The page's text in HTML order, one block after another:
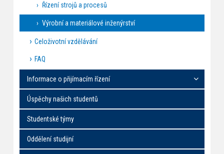
Řízení strojů a procesů
Výrobní a materiálové inženýrství
Celoživotní vzdělávání
FAQ
Informace o přijímacím řízení
Úspěchy našich studentů
Studentské týmy
Oddělení studijní